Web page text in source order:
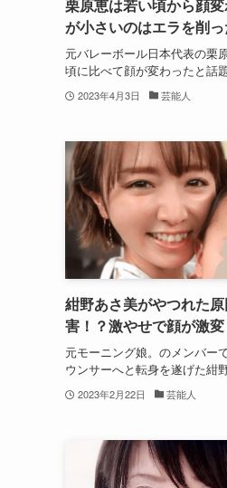
栗原恵は若い頃から顔
が小さいのはエラを削っ
元バレーボール日本代表の栗
頃に比べて顔が変わったと話
2023年4月3日 芸能人
紺野あさ美がやつれた
害！？激やせで顔が激変
元モーニング娘。のメンバー
ウンサーへと転身を遂げた紺
2023年2月22日 芸能人